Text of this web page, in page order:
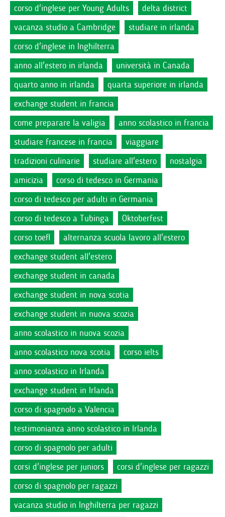
corso d'inglese per Young Adults
delta district
vacanza studio a Cambridge
studiare in irlanda
corso d'inglese in Inghilterra
anno all'estero in irlanda
università in Canada
quarto anno in irlanda
quarta superiore in irlanda
exchange student in francia
come preparare la valigia
anno scolastico in francia
studiare francese in francia
viaggiare
tradizioni culinarie
studiare all'estero
nostalgia
amicizia
corso di tedesco in Germania
corso di tedesco per adulti in Germania
corso di tedesco a Tubinga
Oktoberfest
corso toefl
alternanza scuola lavoro all'estero
exchange student all'estero
exchange student in canada
exchange student in nova scotia
exchange student in nuova scozia
anno scolastico in nuova scozia
anno scolastico nova scotia
corso ielts
anno scolastico in Irlanda
exchange student in Irlanda
corso di spagnolo a Valencia
testimonianza anno scolastico in Irlanda
corso di spagnolo per adulti
corsi d'inglese per juniors
corsi d'inglese per ragazzi
corso di spagnolo per ragazzi
vacanza studio in Inghilterra per ragazzi